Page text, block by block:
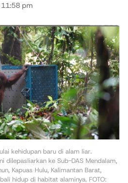
pm
kehidupan baru di alam liar.
dilepasliarkan ke Sub-DAS Mendalam,
Kapuas Hulu, Kalimantan Barat,
hidup di habitat alaminya. FOTO: